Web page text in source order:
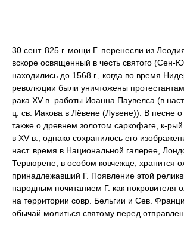
30 сент. 825 г. мощи Г. перенесли из
вскоре освященный в честь святого
находились до 1568 г., когда во время
революции были уничтожены
рака XV в. работы Иоанна Паувелса (в
ц. св. Иакова в Лёвене (Лувене)). В песне о
также о древнем золотом саркофаге, к-
в XV в., однако сохранилось его
наст. время в Национальной галерее,
Тервюрене, в особом ковчежце, хранится
принадлежавший Г. Появление этой
народным почитанием Г. как покровителя
на территории совр. Бельгии и Сев.
обычай молиться святому перед